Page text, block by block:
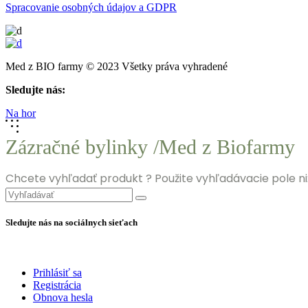
Spracovanie osobných údajov a GDPR
Med z BIO farmy © 2023 Všetky práva vyhradené
Sledujte nás:
Na hor
Zázračné bylinky /Med z Biofarmy
Chcete vyhľadať produkt ? Použite vyhľadávacie pole
Search
for:
Sledujte nás na sociálnych sieťach
Prihlásiť sa
Registrácia
Obnova hesla